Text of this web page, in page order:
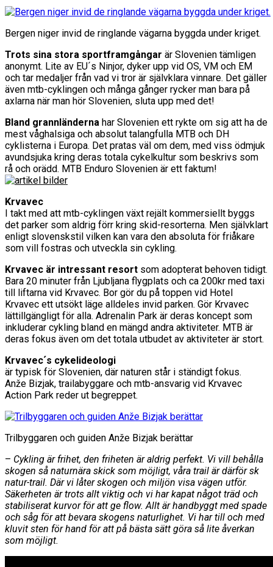
Bergen niger invid de ringlande vägarna byggda under kriget.
Trots sina stora sportframgångar är Slovenien tämligen
anonymt. Lite av EU´s Ninjor, dyker upp vid OS, VM och EM
och tar medaljer från vad vi tror är självklara vinnare. Det gäller
även mtb-cyklingen och många gånger rycker man bara på
axlarna när man hör Slovenien, sluta upp med det!
Bland grannländerna har Slovenien ett rykte om sig att ha de
mest våghalsiga och absolut talangfulla MTB och DH
cyklisterna i Europa. Det pratas väl om dem, med viss ödmjuk
avundsjuka kring deras totala cykelkultur som beskrivs som
rå och orädd. MTB Enduro Slovenien är ett faktum!
Krvavec
I takt med att mtb-cyklingen växt rejält kommersiellt byggs
det parker som aldrig förr kring skid-resorterna. Men självklart
enligt slovenskstil vilken kan vara den absoluta för friåkare
som vill fostras och utveckla sin cykling.
Krvavec är intressant resort som adopterat behoven tidigt.
Bara 20 minuter från Ljubljana flygplats och ca 200kr med taxi
till liftarna vid Krvavec. Bor gör du på toppen vid Hotel
Krvavec ett utsökt läge alldeles invid parken. Gör Krvavec
lättillgängligt för alla. Adrenalin Park är deras koncept som
inkluderar cykling bland en mängd andra aktiviteter. MTB är
deras fokus även om det totala utbudet av aktiviteter är stort.
Krvavec´s cykelideologi
är typisk för Slovenien, där naturen står i ständigt fokus.
Anže Bizjak, trailabyggare och mtb-ansvarig vid Krvavec
Action Park reder ut begreppet.
Trilbyggaren och guiden Anže Bizjak berättar
– Cykling är frihet, den friheten är aldrig perfekt. Vi vill behålla
skogen så naturnära skick som möjligt, våra trail är därför sk
natur-trail. Där vi låter skogen och miljön visa vägen utför.
Säkerheten är trots allt viktig och vi har kapat något träd och
stabiliserat kurvor för att ge flow. Allt är handbyggt med spade
och såg för att bevara skogens naturlighet. Vi har till och med
kluvit sten för hand för att på bästa sätt göra så lite åverkan
som möjligt.